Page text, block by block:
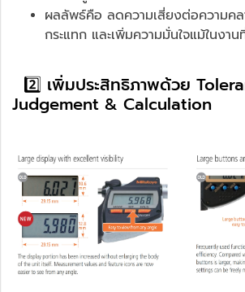
ผลลัพธ์คือ ลดความเสี่ยงต่อความคล
กระแทก และเพิ่มความมั่นใจแม้ในงา
2️⃣ เพิ่มประสิทธิภาพด้วย
Judgement & Calculation